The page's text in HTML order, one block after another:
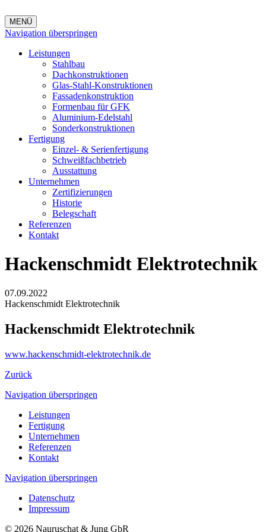
MENÜ
Navigation überspringen
Leistungen
Stahlbau
Dachkonstruktionen
Glas-Stahl-Konstruktionen
Fassadenkonstruktion
Formenbau für GFK
Aluminium-Edelstahl
Sonderkonstruktionen
Fertigung
Einzel- & Serienfertigung
Schweißfachbetrieb
Ausstattung
Unternehmen
Zertifizierungen
Historie
Belegschaft
Referenzen
Kontakt
Hackenschmidt Elektrotechnik
07.09.2022
Hackenschmidt Elektrotechnik
Hackenschmidt Elektrotechnik
www.hackenschmidt-elektrotechnik.de
Zurück
Navigation überspringen
Leistungen
Fertigung
Unternehmen
Referenzen
Kontakt
Navigation überspringen
Datenschutz
Impressum
© 2026 Nauruschat & Jung GbR